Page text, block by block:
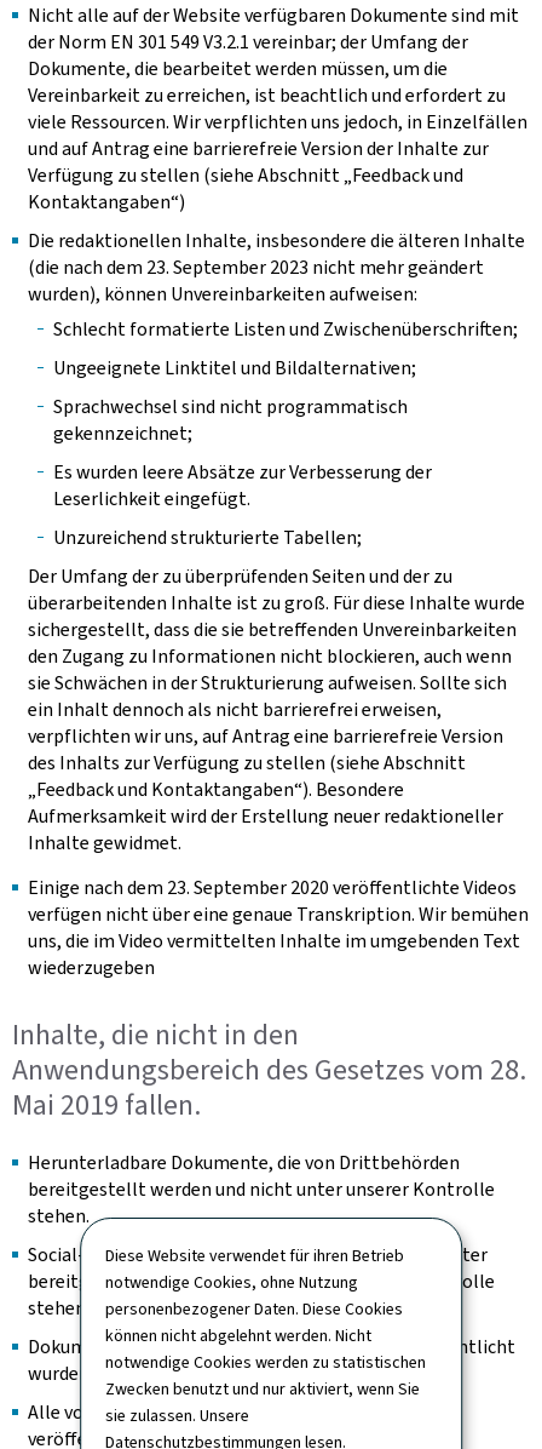
Diese Website verwendet für ihren Betrieb
notwendige Cookies, ohne Nutzung
personenbezogener Daten. Diese Cookies
können nicht abgelehnt werden. Nicht
notwendige Cookies werden zu statistischen
Zwecken benutzt und nur aktiviert, wenn Sie
sie zulassen. Unsere
Datenschutzbestimmungen lesen.
Nicht alle auf der Website verfügbaren Dokumente sind mit
der Norm EN 301 549 V3.2.1 vereinbar; der Umfang der
Dokumente, die bearbeitet werden müssen, um die
Vereinbarkeit zu erreichen, ist beachtlich und erfordert zu
viele Ressourcen. Wir verpflichten uns jedoch, in Einzelfällen
und auf Antrag eine barrierefreie Version der Inhalte zur
Verfügung zu stellen (siehe Abschnitt „Feedback und
Kontaktangaben“)
Die redaktionellen Inhalte, insbesondere die älteren Inhalte
(die nach dem 23. September 2023 nicht mehr geändert
wurden), können Unvereinbarkeiten aufweisen:
Schlecht formatierte Listen und Zwischenüberschriften;
Ungeeignete Linktitel und Bildalternativen;
Sprachwechsel sind nicht programmatisch
gekennzeichnet;
Es wurden leere Absätze zur Verbesserung der
Leserlichkeit eingefügt.
Unzureichend strukturierte Tabellen;
Der Umfang der zu überprüfenden Seiten und der zu
überarbeitenden Inhalte ist zu groß. Für diese Inhalte wurde
sichergestellt, dass die sie betreffenden Unvereinbarkeiten
den Zugang zu Informationen nicht blockieren, auch wenn
sie Schwächen in der Strukturierung aufweisen. Sollte sich
ein Inhalt dennoch als nicht barrierefrei erweisen,
verpflichten wir uns, auf Antrag eine barrierefreie Version
des Inhalts zur Verfügung zu stellen (siehe Abschnitt
„Feedback und Kontaktangaben“). Besondere
Aufmerksamkeit wird der Erstellung neuer redaktioneller
Inhalte gewidmet.
Einige nach dem 23. September 2020 veröffentlichte Videos
verfügen nicht über eine genaue Transkription. Wir bemühen
uns, die im Video vermittelten Inhalte im umgebenden Text
wiederzugeben
Inhalte, die nicht in den
Anwendungsbereich des Gesetzes vom 28.
Mai 2019 fallen.
Herunterladbare Dokumente, die von Drittbehörden
bereitgestellt werden und nicht unter unserer Kontrolle
stehen.
Social-Feed-Bilder, die von Inhaltsaggregatoren Dritter
bereitgestellt werden und nicht unter unserer Kontrolle
stehen.
Dokumente, die vor dem 23. September 2018 veröffentlicht
wurden.
Alle vor dem 23. September 2020 auf der Website
veröffentlichten Videos.